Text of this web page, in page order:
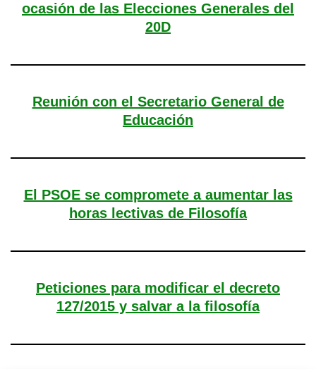
ocasión de las Elecciones Generales del
20D
Reunión con el Secretario General de
Educación
El PSOE se compromete a aumentar las
horas lectivas de Filosofía
Peticiones para modificar el decreto
127/2015 y salvar a la filosofía